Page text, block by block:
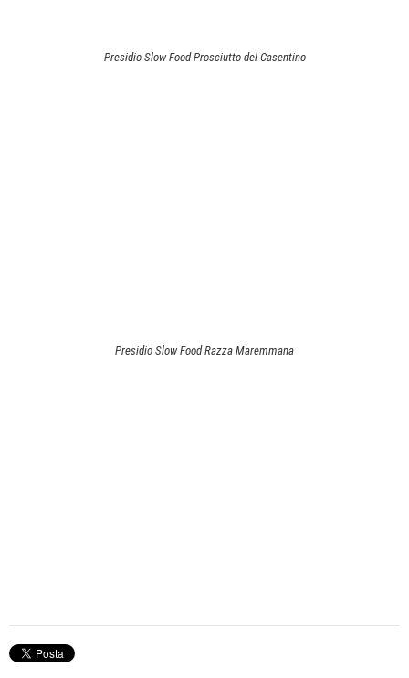
Presidio Slow Food Prosciutto del Casentino
Presidio Slow Food Razza Maremmana